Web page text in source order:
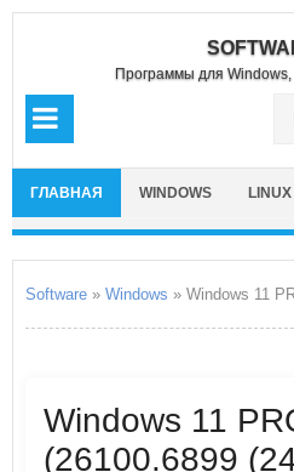
Программы для
ГЛАВНАЯ WINDOWS LINUX
Software » Windows » Windows 11
Windows 11
(26100.6899